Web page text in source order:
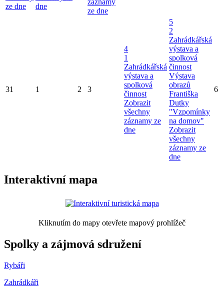
ze dne
dne
ze dne
31 1 2 3
4
1
Zahrádkářská
výstava a
spolková
činnost
Zobrazit
všechny
záznamy ze
dne
5
2
Zahrádkářská
výstava a
spolková
činnost
Výstava
obrazů
Františka
Dutky
"Vzpomínky
na domov"
Zobrazit
všechny
záznamy ze
dne
6
Interaktivní mapa
Kliknutím do mapy otevřete mapový prohlížeč
Spolky a zájmová sdružení
Rybáři
Zahrádkáři